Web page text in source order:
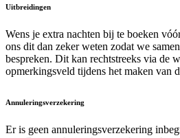
Uitbreidingen
Wens je extra nachten bij te boeken
ons dit dan zeker weten zodat we
bespreken. Dit kan rechtstreeks via de
opmerkingsveld tijdens het maken van
Annuleringsverzekering
Er is geen annuleringsverzekering